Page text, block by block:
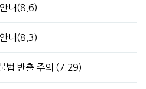
내(8.6)
내(8.3)
법 반출 주의 (7.29)